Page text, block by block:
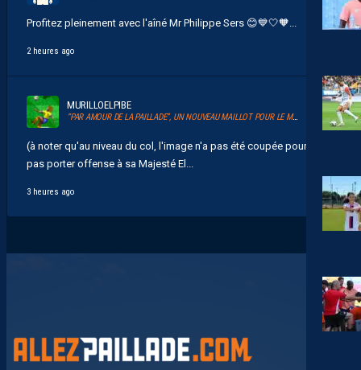
Profitez pleinement avec l'aîné Mr Philippe Sers 😊💙🤍🧡...
2 heures ago
MURILLOELPIBE
“PAR AMOUR DE LA PAILLADE”, UN NOUVEAU MAILLOT POUR LE MHSC
(à noter qu'au niveau du col, l'image n'a pas été coupée pour ne
pas porter offense à sa Majesté El...
3 heures ago